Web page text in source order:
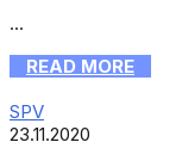
...
READ MORE
SPV
23.11.2020